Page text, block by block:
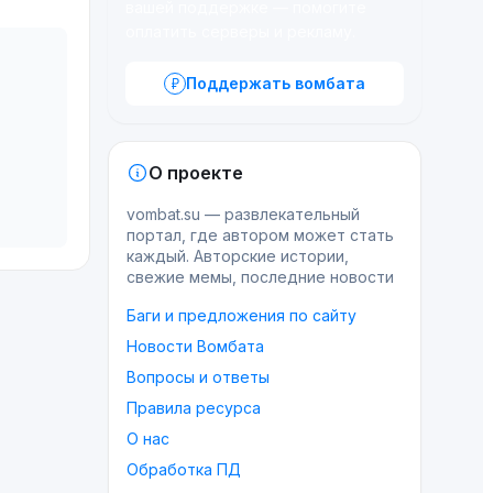
Поддержать вомбата
О проекте
vombat.su — развлекательный
портал, где автором может стать
каждый. Авторские истории,
свежие мемы, последние новости
Баги и предложения по сайту
Новости Вомбата
Вопросы и ответы
Правила ресурса
О нас
Обработка ПД